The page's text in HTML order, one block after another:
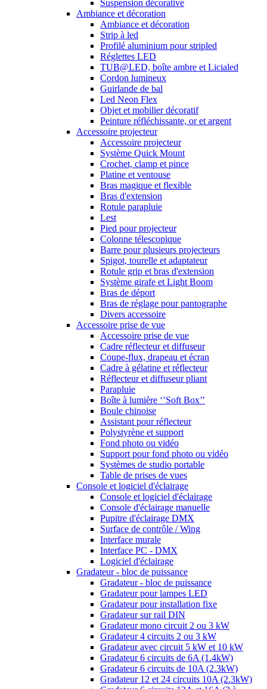
Suspension décorative
Ambiance et décoration
Ambiance et décoration
Strip à led
Profilé aluminium pour stripled
Réglettes LED
TUB@LED, boîte ambre et Licialed
Cordon lumineux
Guirlande de bal
Led Neon Flex
Objet et mobilier décoratif
Peinture réfléchissante, or et argent
Accessoire projecteur
Accessoire projecteur
Système Quick Mount
Crochet, clamp et pince
Platine et ventouse
Bras magique et flexible
Bras d'extension
Rotule parapluie
Lest
Pied pour projecteur
Colonne télescopique
Barre pour plusieurs projecteurs
Spigot, tourelle et adaptateur
Rotule grip et bras d'extension
Système girafe et Light Boom
Bras de déport
Bras de réglage pour pantographe
Divers accessoire
Accessoire prise de vue
Accessoire prise de vue
Cadre réflecteur et diffuseur
Coupe-flux, drapeau et écran
Cadre à gélatine et réflecteur
Réflecteur et diffuseur pliant
Parapluie
Boîte à lumière ‘’Soft Box’’
Boule chinoise
Assistant pour réflecteur
Polystyrène et support
Fond photo ou vidéo
Support pour fond photo ou vidéo
Systèmes de studio portable
Table de prises de vues
Console et logiciel d'éclairage
Console et logiciel d'éclairage
Console d'éclairage manuelle
Pupitre d'éclairage DMX
Surface de contrôle / Wing
Interface murale
Interface PC - DMX
Logiciel d'éclairage
Gradateur - bloc de puissance
Gradateur - bloc de puissance
Gradateur pour lampes LED
Gradateur pour installation fixe
Gradateur sur rail DIN
Gradateur mono circuit 2 ou 3 kW
Gradateur 4 circuits 2 ou 3 kW
Gradateur avec circuit 5 kW et 10 kW
Gradateur 6 circuits de 6A (1.4kW)
Gradateur 6 circuits de 10A (2.3kW)
Gradateur 12 et 24 circuits 10A (2.3kW)